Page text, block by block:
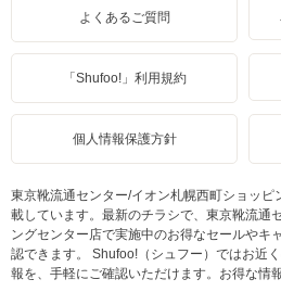
よくあるご質問
「Shufoo!」利用規約
個人情報保護方針
東京靴流通センター/イオン札幌西町ショッ
載しています。最新のチラシで、東京靴流通
ングセンター店で実施中のお得なセールやキ
認できます。 Shufoo!（シュフー）ではお近
報を、手軽にご確認いただけます。お得な情